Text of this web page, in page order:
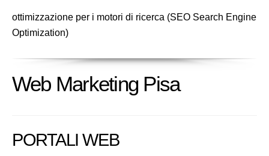
ottimizzazione per i motori di ricerca (SEO Search Engine
Optimization)
Web Marketing Pisa
PORTALI WEB